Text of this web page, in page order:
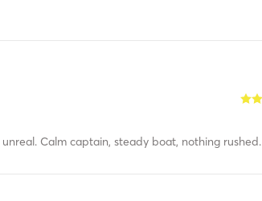
Calm captain, steady boat, nothing rushed.